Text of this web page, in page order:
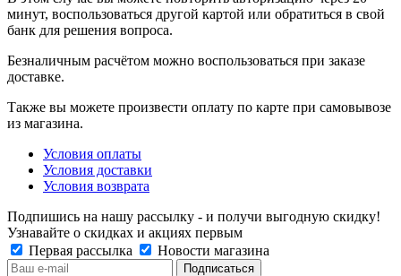
минут, воспользоваться другой картой или обратиться в свой
банк для решения вопроса.
Безналичным расчётом можно воспользоваться при заказе
доставке.
Также вы можете произвести оплату по карте при самовывозе
из магазина.
Условия оплаты
Условия доставки
Условия возврата
Подпишись на нашу рассылку - и получи выгодную скидку!
Узнавайте о скидках и акциях первым
Первая рассылка
Новости магазина